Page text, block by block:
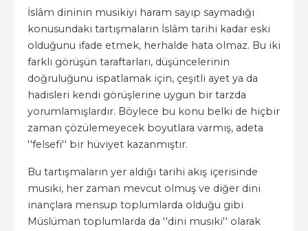
İslâm dininin musikiyi haram sayıp saymadığı
konusundaki tartışmaların İslâm tarihi kadar eski
olduğunu ifade etmek, herhalde hata olmaz. Bu iki
farklı görüşün taraftarları, düşüncelerinin
doğruluğunu ispatlamak için, çeşitli ayet ya da
hadisleri kendi görüşlerine uygun bir tarzda
yorumlamışlardır. Böylece bu konu belki de hiçbir
zaman çözülemeyecek boyutlara varmış, adeta
''felsefi'' bir hüviyet kazanmıştır.
Bu tartışmaların yer aldığı tarihi akış içerisinde
musıki, her zaman mevcut olmuş ve diğer dini
inançlara mensup toplumlarda olduğu gibi
Müslüman toplumlarda da ''dini musıki'' olarak